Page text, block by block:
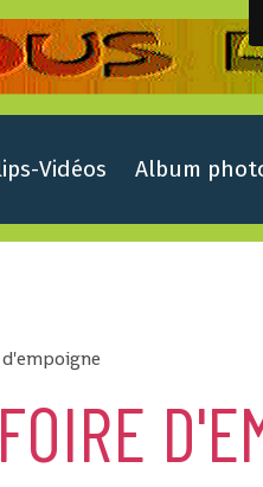
Vidéos Album